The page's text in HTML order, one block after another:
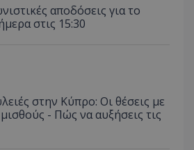
αποδόσεις για το
στις 15:30
στην Κύπρο: Οι θέσεις με
- Πώς να αυξήσεις τις